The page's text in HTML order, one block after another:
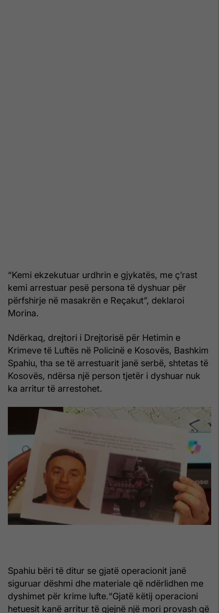
“Kemi ekzekutuar urdhrin e gjykatës, me ç’rast
kemi arrestuar pesë persona të dyshuar për
përfshirje në masakrën e Reçakut”, deklaroi
Morina.
Ndërkaq, drejtori i Drejtorisë për Hetimin e
Krimeve të Luftës në Policinë e Kosovës, Bashkim
Spahiu, tha se të arrestuarit janë serbë, shtetas të
Kosovës, ndërsa një person tjetër i dyshuar nuk
ka arritur të arrestohet.
Spahiu bëri të ditur se gjatë operacionit janë
siguruar dëshmi dhe materiale që ndërlidhen me
dyshimet për krime lufte.“Gjatë këtij operacioni
hetuesit kanë arritur të gjejnë një mori provash që